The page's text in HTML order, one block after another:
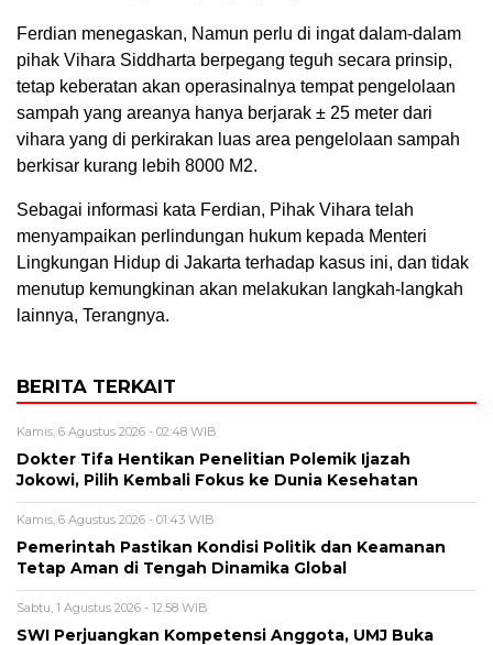
Ferdian menegaskan, Namun perlu di ingat dalam-dalam
pihak Vihara Siddharta berpegang teguh secara prinsip,
tetap keberatan akan operasinalnya tempat pengelolaan
sampah yang areanya hanya berjarak ± 25 meter dari
vihara yang di perkirakan luas area pengelolaan sampah
berkisar kurang lebih 8000 M2.
Sebagai informasi kata Ferdian, Pihak Vihara telah
menyampaikan perlindungan hukum kepada Menteri
Lingkungan Hidup di Jakarta terhadap kasus ini, dan tidak
menutup kemungkinan akan melakukan langkah-langkah
lainnya, Terangnya.
BERITA TERKAIT
Kamis, 6 Agustus 2026 - 02:48 WIB
Dokter Tifa Hentikan Penelitian Polemik Ijazah
Jokowi, Pilih Kembali Fokus ke Dunia Kesehatan
Kamis, 6 Agustus 2026 - 01:43 WIB
Pemerintah Pastikan Kondisi Politik dan Keamanan
Tetap Aman di Tengah Dinamika Global
Sabtu, 1 Agustus 2026 - 12:58 WIB
SWI Perjuangkan Kompetensi Anggota, UMJ Buka